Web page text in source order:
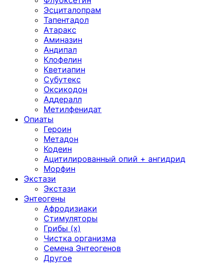
Эсциталопрам
Тапентадол
Атаракс
Аминазин
Андипал
Клофелин
Кветиапин
Субутекс
Оксикодон
Аддералл
Метилфенидат
Опиаты
Героин
Метадон
Кодеин
Ацитилированный опий + ангидрид
Морфин
Экстази
Экстази
Энтеогены
Афродизиаки
Стимуляторы
Грибы (х)
Чистка организма
Семена Энтеогенов
Другое